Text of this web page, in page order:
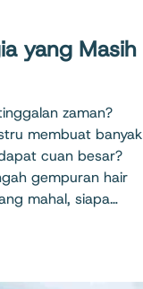
yang Masih
zaman?
membuat banyak
cuan besar?
gempuran hair
mahal, siapa…